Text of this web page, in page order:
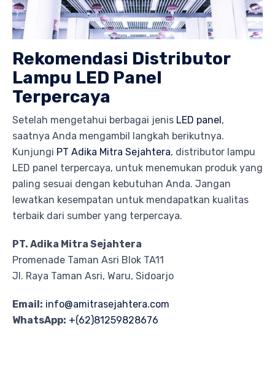
Rekomendasi Distributor
Lampu LED Panel
Terpercaya
Setelah mengetahui berbagai jenis LED panel,
saatnya Anda mengambil langkah berikutnya.
Kunjungi PT Adika Mitra Sejahtera, distributor lampu
LED panel terpercaya, untuk menemukan produk yang
paling sesuai dengan kebutuhan Anda. Jangan
lewatkan kesempatan untuk mendapatkan kualitas
terbaik dari sumber yang terpercaya.
PT. Adika Mitra Sejahtera
Promenade Taman Asri Blok TA11
Jl. Raya Taman Asri, Waru, Sidoarjo
Email: info@amitrasejahtera.com
WhatsApp: +(62)81259828676